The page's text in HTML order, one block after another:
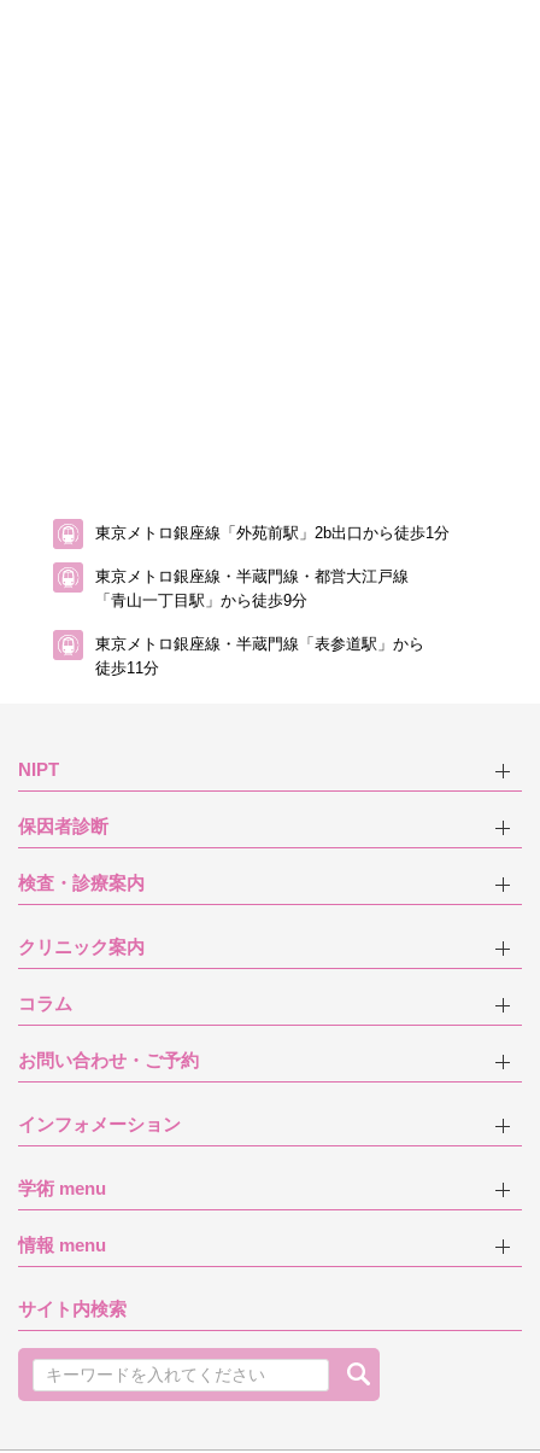
東京メトロ銀座線「外苑前駅」2b出口から徒歩1分
東京メトロ銀座線・半蔵門線・都営大江戸線
「青山一丁目駅」から徒歩9分
東京メトロ銀座線・半蔵門線「表参道駅」から
徒歩11分
NIPT
保因者診断
検査・診療案内
クリニック案内
コラム
お問い合わせ・ご予約
インフォメーション
学術 menu
情報 menu
サイト内検索